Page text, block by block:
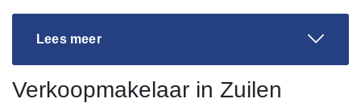
Lees meer
Verkoopmakelaar in Zuilen